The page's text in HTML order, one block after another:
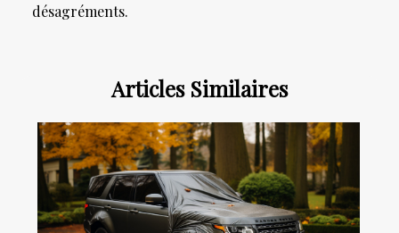
désagréments.
Articles Similaires